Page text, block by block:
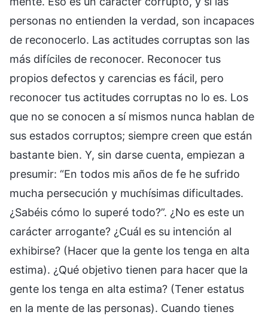
personas no entienden la verdad, son incapaces
de reconocerlo. Las actitudes corruptas son las
más difíciles de reconocer. Reconocer tus
propios defectos y carencias es fácil, pero
reconocer tus actitudes corruptas no lo es. Los
que no se conocen a sí mismos nunca hablan de
sus estados corruptos; siempre creen que están
bastante bien. Y, sin darse cuenta, empiezan a
presumir: “En todos mis años de fe he sufrido
mucha persecución y muchísimas dificultades.
¿Sabéis cómo lo superé todo?”. ¿No es este un
carácter arrogante? ¿Cuál es su intención al
exhibirse? (Hacer que la gente los tenga en alta
estima). ¿Qué objetivo tienen para hacer que la
gente los tenga en alta estima? (Tener estatus
en la mente de las personas). Cuando tienes